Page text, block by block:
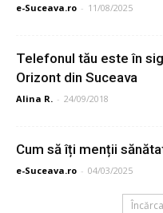
e-Suceava.ro - 11/08/2025
Telefonul tău este în
Orizont din Suceava
Alina R. - 24/09/2018
Cum să îți menții
e-Suceava.ro - 04/03/2025